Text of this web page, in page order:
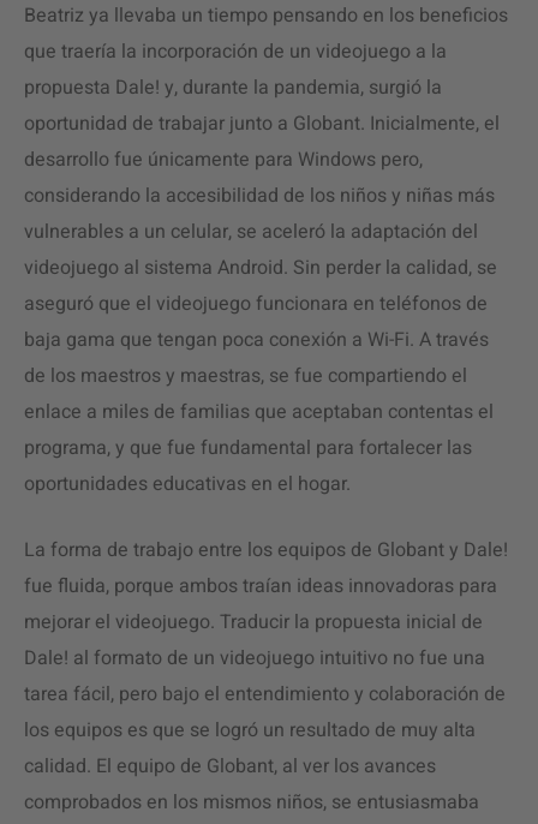
Beatriz ya llevaba un tiempo pensando en los beneficios
que traería la incorporación de un videojuego a la
propuesta Dale! y, durante la pandemia, surgió la
oportunidad de trabajar junto a Globant. Inicialmente, el
desarrollo fue únicamente para Windows pero,
considerando la accesibilidad de los niños y niñas más
vulnerables a un celular, se aceleró la adaptación del
videojuego al sistema Android. Sin perder la calidad, se
aseguró que el videojuego funcionara en teléfonos de
baja gama que tengan poca conexión a Wi-Fi. A través
de los maestros y maestras, se fue compartiendo el
enlace a miles de familias que aceptaban contentas el
programa, y que fue fundamental para fortalecer las
oportunidades educativas en el hogar.
La forma de trabajo entre los equipos de Globant y Dale!
fue fluida, porque ambos traían ideas innovadoras para
mejorar el videojuego. Traducir la propuesta inicial de
Dale! al formato de un videojuego intuitivo no fue una
tarea fácil, pero bajo el entendimiento y colaboración de
los equipos es que se logró un resultado de muy alta
calidad. El equipo de Globant, al ver los avances
comprobados en los mismos niños, se entusiasmaba